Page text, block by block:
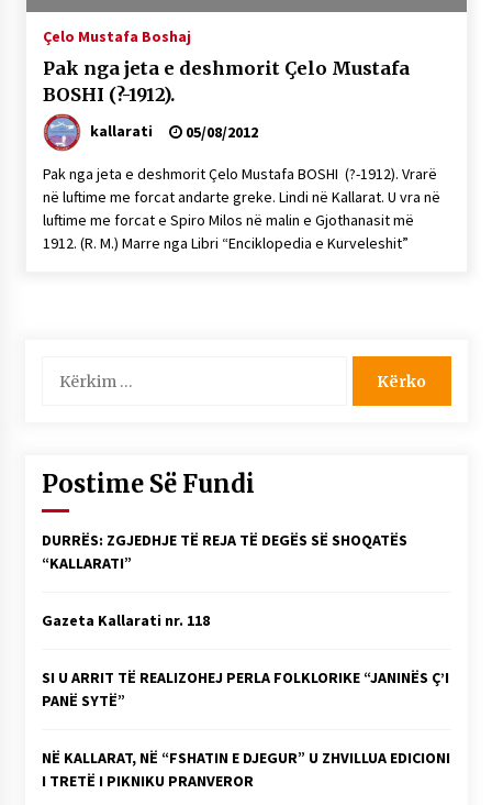
ZHVILLUA EDICIONI I TRETË I PIKNIKU
PRANVEROR
26/05/2026
Gazeta Kallarati nr. 117
03/05/2026
Gazeta Kallarati nr. 116
28/01/2026
KALLARATI NË AKSIONET KOMBËTARE PËR
22/09/2025
KALLARATIN SI MËSUES I MATEMATIKËS, POR
EDHE SI NJË BANOR I PËRKOHSHËM I TIJ”
Gazeta Kallarati nr. 114
Çelo Mustafa Boshaj
Pak nga jeta e deshmorit Çelo Mustafa
BOSHI (?-1912).
kallarati 05/08/2012
Pak nga jeta e deshmorit Çelo Mustafa BOSHI (?-1912). Vrarë
në luftime me forcat andarte greke. Lindi në Kallarat. U vra në
luftime me forcat e Spiro Milos në malin e Gjothanasit më
1912. (R. M.) Marre nga Libri “Enciklopedia e Kurveleshit”
për:
Postime Së Fundi
DURRËS: ZGJEDHJE TË REJA TË DEGËS SË SHOQATËS
“KALLARATI”
Gazeta Kallarati nr. 118
SI U ARRIT TË REALIZOHEJ PERLA FOLKLORIKE “JANINËS Ç’I
PANË SYTË”
NË KALLARAT, NË “FSHATIN E DJEGUR” U ZHVILLUA EDICIONI
I TRETË I PIKNIKU PRANVEROR